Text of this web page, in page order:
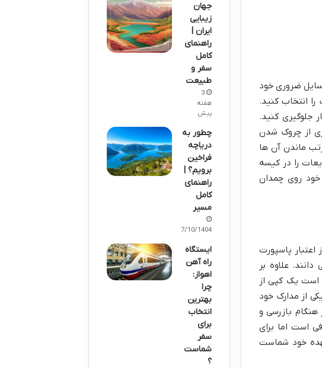
ضروری خود
انتخاب کنید.
جلوگیری کنید.
از چروک شدن
ماندن آن ها
را در کیسه
روی چمدان
پاسپورت
الزامی می دانند. علاوه بر
است یک کپی از
از مدارک خود
هنگام بازرسی و
است اما برای
خود شماست
جهان
زیبایی
ایران |
راهنمای
کامل
سفر و
طبیعت
3
هفته
پیش
چطور به
دریاچه
فراخین
برویم؟ |
راهنمای
کامل
مسیر
07/10/1404
ایستگاه
راه آهن
اهواز:
چرا
بهترین
انتخاب
برای
سفر
شماست
؟